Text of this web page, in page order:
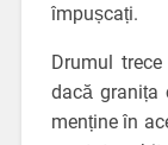
împușcați.
Drumul
dacă granița
menține în